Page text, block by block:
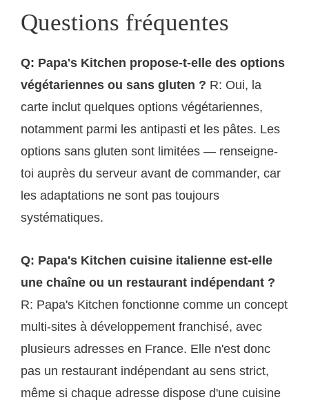
Questions fréquentes
Q: Papa's Kitchen propose-t-elle des options
végétariennes ou sans gluten ? R: Oui, la
carte inclut quelques options végétariennes,
notamment parmi les antipasti et les pâtes. Les
options sans gluten sont limitées — renseigne-
toi auprès du serveur avant de commander, car
les adaptations ne sont pas toujours
systématiques.
Q: Papa's Kitchen cuisine italienne est-elle
une chaîne ou un restaurant indépendant ?
R: Papa's Kitchen fonctionne comme un concept
multi-sites à développement franchisé, avec
plusieurs adresses en France. Elle n'est donc
pas un restaurant indépendant au sens strict,
même si chaque adresse dispose d'une cuisine